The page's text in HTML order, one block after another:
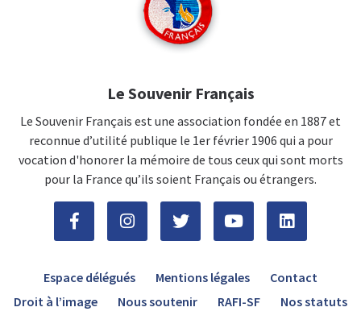
Le Souvenir Français
Le Souvenir Français est une association fondée en 1887 et
reconnue d’utilité publique le 1er février 1906 qui a pour
vocation d'honorer la mémoire de tous ceux qui sont morts
pour la France qu’ils soient Français ou étrangers.
Espace délégués Mentions légales
Contact
Droit à l’image
Nous soutenir RAFI-SF Nos statuts